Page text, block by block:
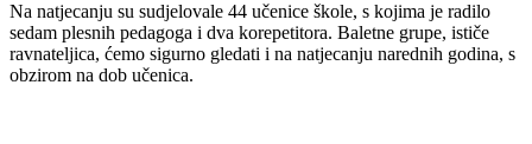
Na natjecanju su sudjelovale 44 učenice škole, s kojima je radilo
sedam plesnih pedagoga i dva korepetitora. Baletne grupe, ističe
ravnateljica, ćemo sigurno gledati i na natjecanju narednih godina, s
obzirom na dob učenica.